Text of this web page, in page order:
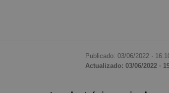
Publicado: 03/06/2022 ·
Actualizado: 03/06/2022 ·